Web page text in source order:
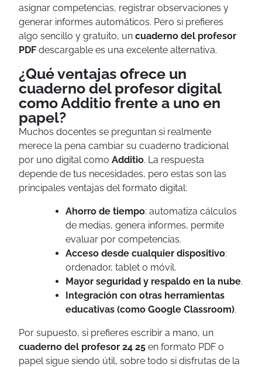
asignar competencias, registrar observaciones y
generar informes automáticos. Pero si prefieres
algo sencillo y gratuito, un cuaderno del profesor
PDF descargable es una excelente alternativa.
¿Qué ventajas ofrece un
cuaderno del profesor digital
como Additio frente a uno en
papel?
Muchos docentes se preguntan si realmente
merece la pena cambiar su cuaderno tradicional
por uno digital como Additio. La respuesta
depende de tus necesidades, pero estas son las
principales ventajas del formato digital:
Ahorro de tiempo: automatiza cálculos
de medias, genera informes, permite
evaluar por competencias.
Acceso desde cualquier dispositivo:
ordenador, tablet o móvil.
Mayor seguridad y respaldo en la nube.
Integración con otras herramientas
educativas (como Google Classroom).
Por supuesto, si prefieres escribir a mano, un
cuaderno del profesor 24 25 en formato PDF o
papel sigue siendo útil, sobre todo si disfrutas de la